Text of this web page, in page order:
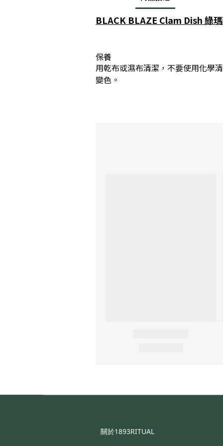
BLACK BLAZE Clam Dish 綠
保養
用乾布或濕布清潔，不要使用化學
變色。
關於1893RITUAL